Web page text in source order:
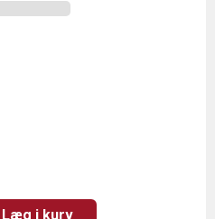
Læg i kurv